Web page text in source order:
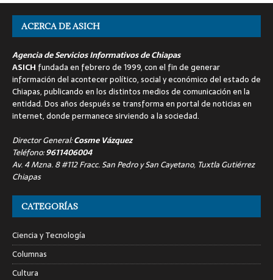
ACERCA DE ASICH
Agencia de Servicios Informativos de Chiapas
ASICH fundada en febrero de 1999, con el fin de generar
información del acontecer político, social y económico del estado de
Chiapas, publicando en los distintos medios de comunicación en la
entidad. Dos años después se transforma en portal de noticias en
internet, donde permanece sirviendo a la sociedad.
Director General:Cosme Vázquez
Teléfono:9611406004
Av. 4 Mzna. 8 #112 Fracc. San Pedro y San Cayetano, Tuxtla Gutiérrez
Chiapas
CATEGORÍAS
Ciencia y Tecnología
Columnas
Cultura